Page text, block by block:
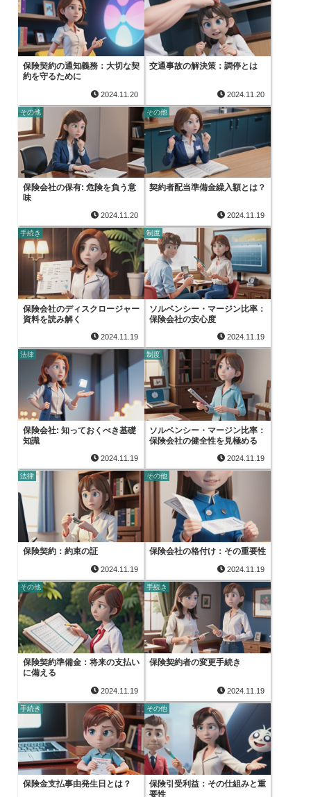
保険契約の通知義務：大切な契
約を守るために
2024.11.20
交通事故の解決策：調停とは
2024.11.20
その他
保険会社の保有: 危険を負う意
味
2024.11.20
その他
契約者配当準備金繰入額とは？
2024.11.19
手続き
保険会社のディスクロージャー
資料を読み解く
2024.11.19
制度
ソルベンシー・マージン比率：
保険会社の安心度
2024.11.19
法律
保険会社: 知っておくべき基礎
知識
2024.11.19
制度
ソルベンシー・マージン比率：
保険会社の健全性を見極める
2024.11.19
法律
保険契約：約束の証
2024.11.19
その他
保険会社の格付け：その重要性
2024.11.19
その他
保険契約準備金：将来の支払い
に備える
2024.11.19
手続き
保険契約者の変更手続き
2024.11.19
手続き
保険金支払事由発生日とは？
その他
保険引受利益：その仕組みと重
要性